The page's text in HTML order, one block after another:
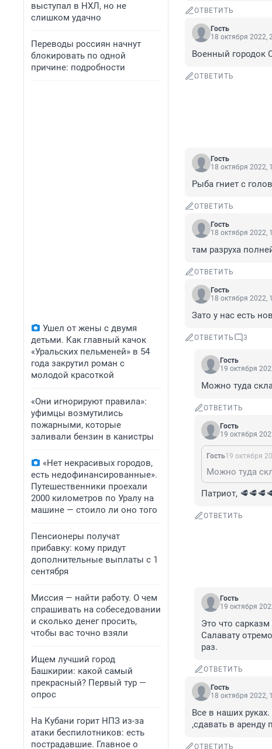
выступал в НХЛ, но не
слишком удачно
Переводы россиян начнут
блокировать по одной
причине: подробности
Ушел от жены с двумя
детьми. Как главный качок
«Уральских пельменей» в 54
года закрутил роман с
молодой красоткой
«Они игнорируют правила»:
уфимцы возмутились
пожарными, которые
заливали бензин в канистры
«Нет некрасивых городов,
есть недофинансированные».
Путешественники проехали
2000 километров по Уралу на
машине — стоило ли оно того
Пенсионеры получат
прибавку: кому придут
дополнительные выплаты с 1
сентября
Миссия — найти работу. О чем
спрашивать на собеседовании
и сколько денег просить,
чтобы вас точно взяли
Ищем лучший город
Башкирии: какой самый
прекрасный? Первый тур —
опрос
На Кубани горит НПЗ из-за
атаки беспилотников: есть
пострадавшие. Главное о
ОТВЕТИТЬ
Гость
18 октября 2022,
Военный городок
ОТВЕТИТЬ
Гость
18 октября 2022,
Рыба гниет с
ОТВЕТИТЬ
Гость
18 октября 2022,
там разруха
ОТВЕТИТЬ
Гость
18 октября 2022,
Зато у нас есть
ОТВЕТИТЬ 3
Гость
19 октября
Можно туда
ОТВЕТИТЬ
Гость
19 октября
Гость19 октября
Можно туда
Патриот,
ОТВЕТИТЬ
Гость
19 октября
Это что
Салавату
раз.
ОТВЕТИТЬ
Гость
18 октября 2022,
Все в наших
,сдавать в аренду
ОТВЕТИТЬ